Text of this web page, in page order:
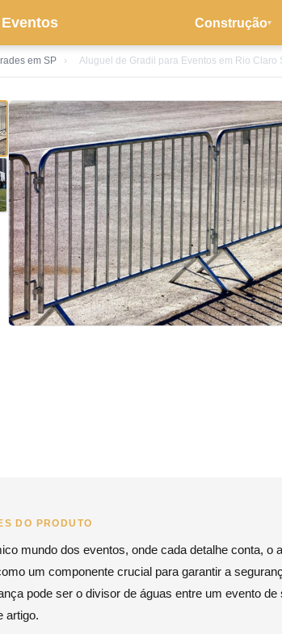
Construção▾
em SP › Aluguel de Gradil para Eventos em Rio Claro
DO PRODUTO
mundo dos eventos, onde cada detalhe conta, o
um componente crucial para garantir a
pode ser o divisor de águas entre um evento
artigo.